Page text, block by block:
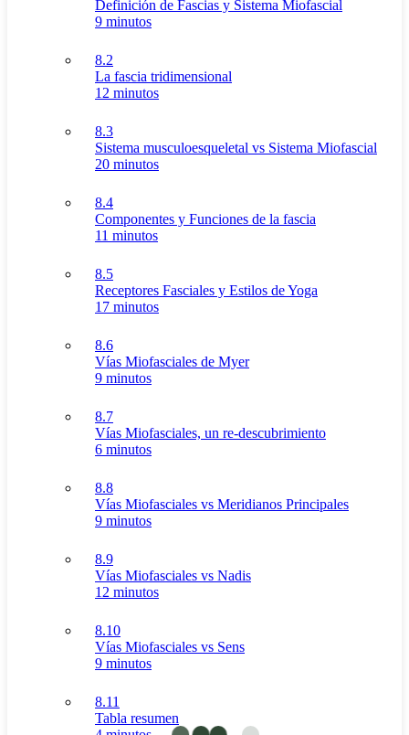
Definición de Fascias y Sistema Miofascial
9 minutos
8.2
La fascia tridimensional
12 minutos
8.3
Sistema musculoesqueletal vs Sistema Miofascial
20 minutos
8.4
Componentes y Funciones de la fascia
11 minutos
8.5
Receptores Fasciales y Estilos de Yoga
17 minutos
8.6
Vías Miofasciales de Myer
9 minutos
8.7
Vías Miofasciales, un re-descubrimiento
6 minutos
8.8
Vías Miofasciales vs Meridianos Principales
9 minutos
8.9
Vías Miofasciales vs Nadis
12 minutos
8.10
Vías Miofasciales vs Sens
9 minutos
8.11
Tabla resumen